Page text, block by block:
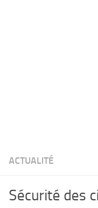
ACTUALITÉ
Sécurité des